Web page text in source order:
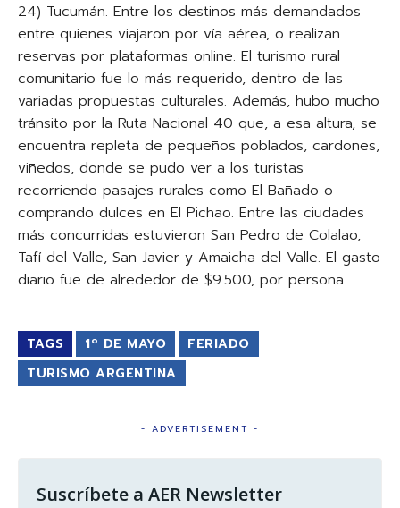
24) Tucumán. Entre los destinos más demandados
entre quienes viajaron por vía aérea, o realizan
reservas por plataformas online. El turismo rural
comunitario fue lo más requerido, dentro de las
variadas propuestas culturales. Además, hubo mucho
tránsito por la Ruta Nacional 40 que, a esa altura, se
encuentra repleta de pequeños poblados, cardones,
viñedos, donde se pudo ver a los turistas
recorriendo pasajes rurales como El Bañado o
comprando dulces en El Pichao. Entre las ciudades
más concurridas estuvieron San Pedro de Colalao,
Tafí del Valle, San Javier y Amaicha del Valle. El gasto
diario fue de alrededor de $9.500, por persona.
TAGS 1º DE MAYO
FERIADO
TURISMO ARGENTINA
- ADVERTISEMENT -
Suscríbete a AER Newsletter